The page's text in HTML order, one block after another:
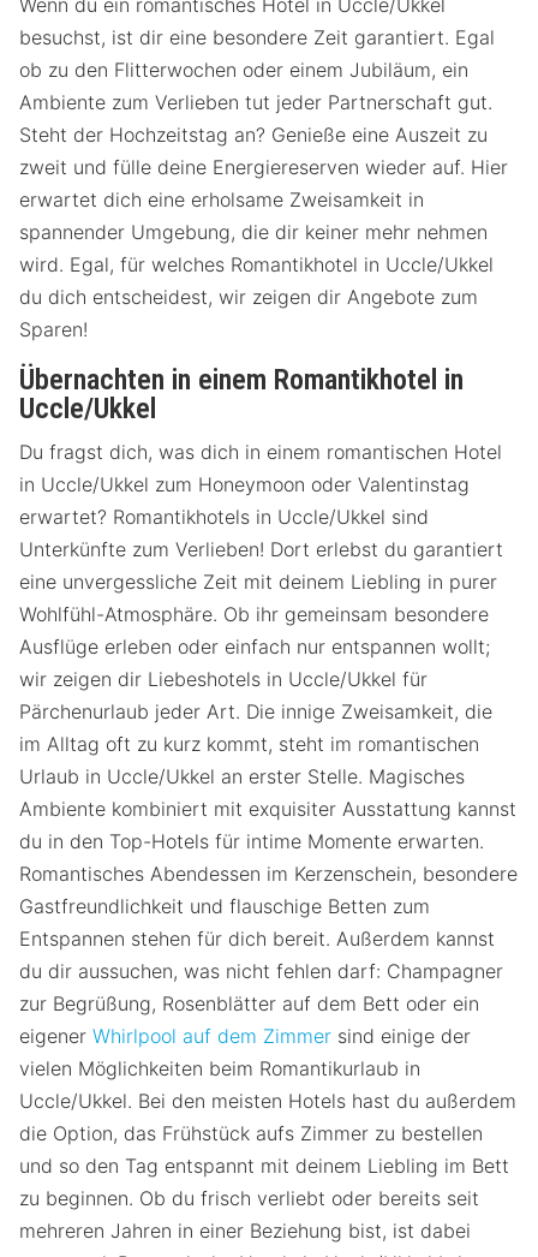
Wenn du ein romantisches Hotel in Uccle/Ukkel
besuchst, ist dir eine besondere Zeit garantiert. Egal
ob zu den Flitterwochen oder einem Jubiläum, ein
Ambiente zum Verlieben tut jeder Partnerschaft gut.
Steht der Hochzeitstag an? Genieße eine Auszeit zu
zweit und fülle deine Energiereserven wieder auf. Hier
erwartet dich eine erholsame Zweisamkeit in
spannender Umgebung, die dir keiner mehr nehmen
wird. Egal, für welches Romantikhotel in Uccle/Ukkel
du dich entscheidest, wir zeigen dir Angebote zum
Sparen!
Übernachten in einem Romantikhotel in
Uccle/Ukkel
Du fragst dich, was dich in einem romantischen Hotel
in Uccle/Ukkel zum Honeymoon oder Valentinstag
erwartet? Romantikhotels in Uccle/Ukkel sind
Unterkünfte zum Verlieben! Dort erlebst du garantiert
eine unvergessliche Zeit mit deinem Liebling in purer
Wohlfühl-Atmosphäre. Ob ihr gemeinsam besondere
Ausflüge erleben oder einfach nur entspannen wollt;
wir zeigen dir Liebeshotels in Uccle/Ukkel für
Pärchenurlaub jeder Art. Die innige Zweisamkeit, die
im Alltag oft zu kurz kommt, steht im romantischen
Urlaub in Uccle/Ukkel an erster Stelle. Magisches
Ambiente kombiniert mit exquisiter Ausstattung kannst
du in den Top-Hotels für intime Momente erwarten.
Romantisches Abendessen im Kerzenschein, besondere
Gastfreundlichkeit und flauschige Betten zum
Entspannen stehen für dich bereit. Außerdem kannst
du dir aussuchen, was nicht fehlen darf: Champagner
zur Begrüßung, Rosenblätter auf dem Bett oder ein
eigener Whirlpool auf dem Zimmer sind einige der
vielen Möglichkeiten beim Romantikurlaub in
Uccle/Ukkel. Bei den meisten Hotels hast du außerdem
die Option, das Frühstück aufs Zimmer zu bestellen
und so den Tag entspannt mit deinem Liebling im Bett
zu beginnen. Ob du frisch verliebt oder bereits seit
mehreren Jahren in einer Beziehung bist, ist dabei